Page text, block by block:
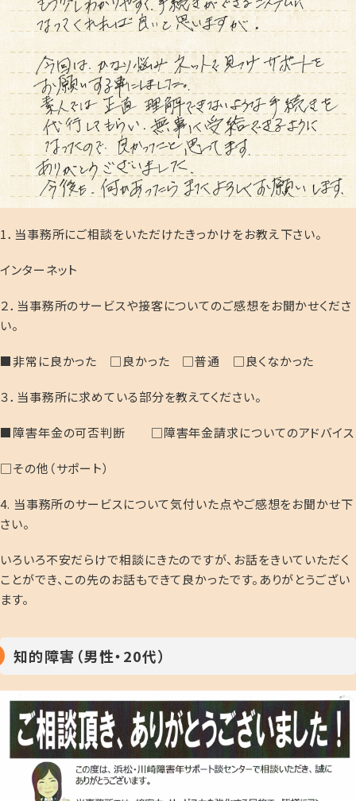
1．当事務所にご相談をいただけたきっかけをお教え下さい。
インターネット
２．当事務所のサービスや接客についてのご感想をお聞かせくださ
い。
■非常に良かった □良かった □普通 □良くなかった
３．当事務所に求めている部分を教えてください。
■障害年金の可否判断 □障害年金請求についてのアドバイス
□その他（サポート）
4. 当事務所のサービスについて気付いた点やご感想をお聞かせ下
さい。
いろいろ不安だらけで相談にきたのですが、お話をきいていただく
ことができ、この先のお話もできて良かったです。ありがとうござい
ます。
知的障害（男性・20代）